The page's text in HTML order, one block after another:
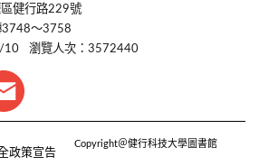
健行路229號
～3758
10 瀏覽人次：3572440
政策宣告
Copyright＠健行科技大學圖書館